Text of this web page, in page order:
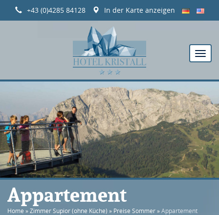
+43 (0)4285 84128 In der Karte anzeigen
Appartement
Home »Zimmer Supior (ohne Küche) » Preise Sommer»Appartement